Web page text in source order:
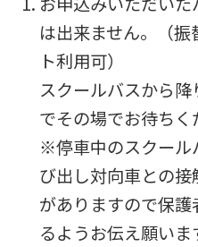
は出来ません。（
ト利用可）
スクールバスから
でその場でお待ちく
※停車中のスクール
び出し対向車との
がありますので保
るようお伝え願いま